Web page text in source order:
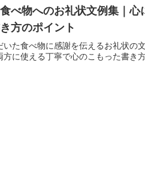
べ物へのお礼状文例集｜心
方のポイント
た食べ物に感謝を伝えるお礼状の
に使える丁寧で心のこもった書き